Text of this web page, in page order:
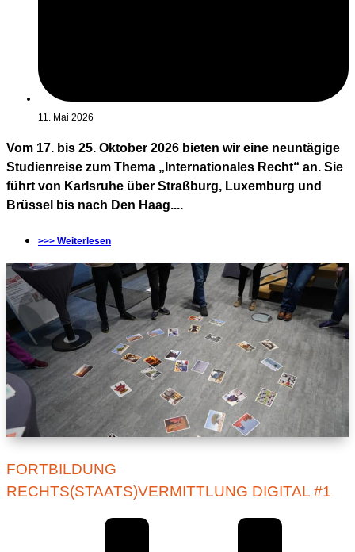
11. Mai 2026
Vom 17. bis 25. Oktober 2026 bieten wir eine neuntägige
Studienreise zum Thema „Internationales Recht“ an. Sie
führt von Karlsruhe über Straßburg, Luxemburg und
Brüssel bis nach Den Haag....
>>> Weiterlesen
FORTBILDUNG
RECHTS(STAATS)VERMITTLUNG DIGITAL #1